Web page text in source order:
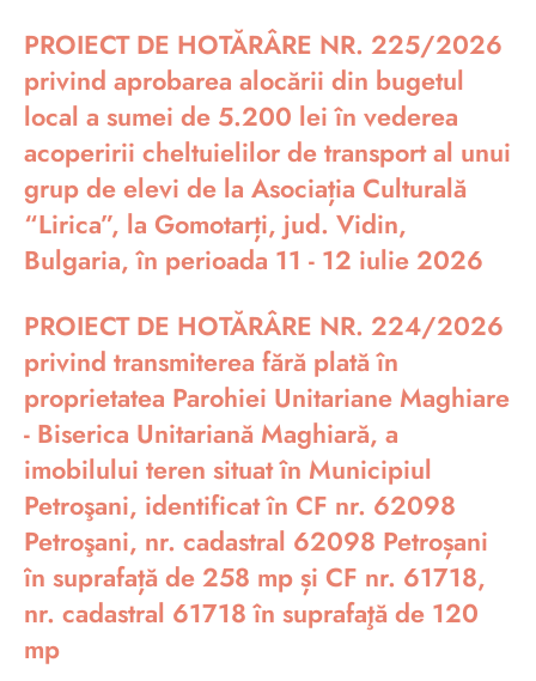
PROIECT DE HOTĂRÂRE NR. 225/2026
privind aprobarea alocării din bugetul
local a sumei de 5.200 lei în vederea
acoperirii cheltuielilor de transport al unui
grup de elevi de la Asociația Culturală
“Lirica”, la Gomotarți, jud. Vidin,
Bulgaria, în perioada 11 - 12 iulie 2026
PROIECT DE HOTĂRÂRE NR. 224/2026
privind transmiterea fără plată în
proprietatea Parohiei Unitariane Maghiare
- Biserica Unitariană Maghiară, a
imobilului teren situat în Municipiul
Petroşani, identificat în CF nr. 62098
Petroşani, nr. cadastral 62098 Petroșani
în suprafață de 258 mp și CF nr. 61718,
nr. cadastral 61718 în suprafaţă de 120
mp